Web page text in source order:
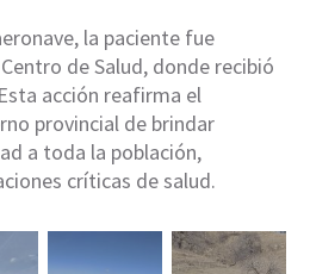
la paciente fue
de Salud, donde recibió
acción reafirma el
provincial de brindar
a toda la población,
críticas de salud.